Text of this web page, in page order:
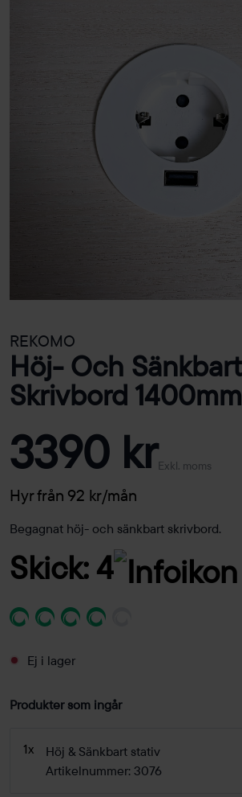
REKOMO
Höj- Och Sänkbart
Skrivbord 1400mm
3390 krExkl. moms
Hyr från 92 kr/mån
Begagnat höj- och sänkbart skrivbord.
Skick: 4
Ej i lager
Produkter som ingår
1x
Höj & Sänkbart stativ
Artikelnummer: 3076